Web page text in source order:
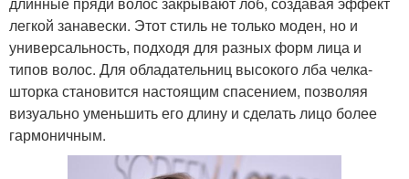
легкой занавески. Этот стиль не только моден, но и
универсальность, подходя для разных форм лица и
типов волос. Для обладательниц высокого лба челка-
шторка становится настоящим спасением, позволяя
визуально уменьшить его длину и сделать лицо более
гармоничным.